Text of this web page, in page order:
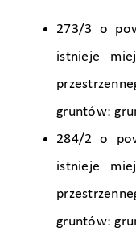
273/3 o
istnieje
gruntów:
284/2 o
istnieje
gruntów: